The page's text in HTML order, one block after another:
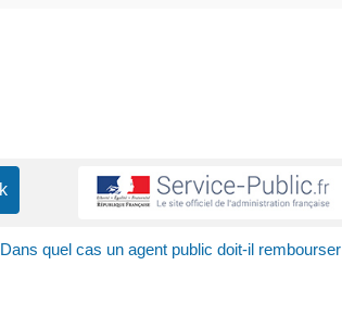
Dans quel cas un agent public doit-il rembourser